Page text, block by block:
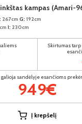
kampas (Amari-
267cm G: 192cm
I: 230cm
Skirtumas
galioja sandėlyje esančioms
949€
Į krepšelį